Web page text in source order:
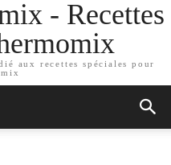
- Recettes
aux recettes spéciales pour